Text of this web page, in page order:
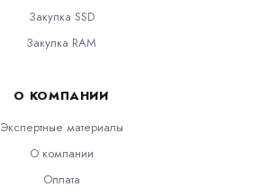
Закупка SSD
Закупка RAM
О КОМПАНИИ
Экспертные материалы
О компании
Оплата